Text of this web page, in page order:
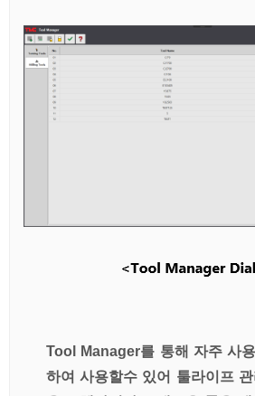
Tool Manager를 통해 자주 사
하여 사용할수 있어 툴라이프